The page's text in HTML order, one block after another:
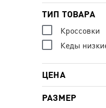
ТИП ТОВАРА
Кроссовки
Кеды
ЦЕНА
РАЗМЕР